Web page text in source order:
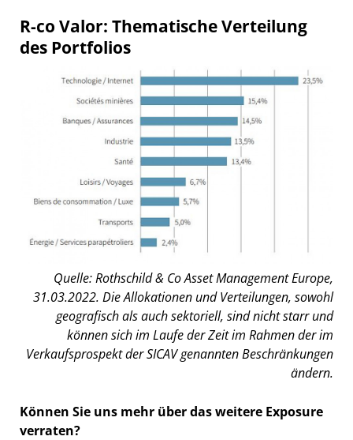
R-co Valor: Thematische Verteilung
des Portfolios
Quelle: Rothschild & Co Asset Management Europe,
31.03.2022. Die Allokationen und Verteilungen, sowohl
geografisch als auch sektoriell, sind nicht starr und
können sich im Laufe der Zeit im Rahmen der im
Verkaufsprospekt der SICAV genannten Beschränkungen
ändern.
Können Sie uns mehr über das weitere Exposure
verraten?